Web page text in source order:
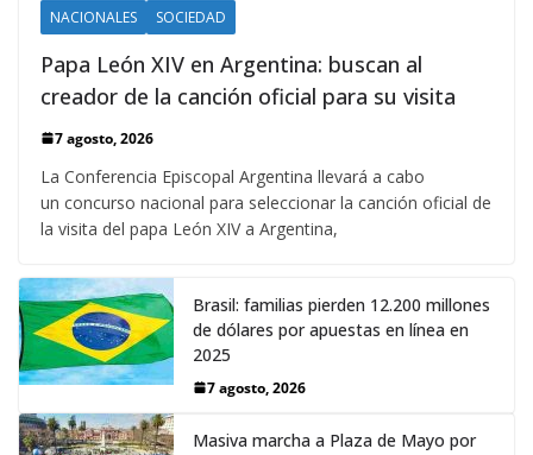
NACIONALES SOCIEDAD
Papa León XIV en Argentina: buscan al
creador de la canción oficial para su visita
7 agosto, 2026
La Conferencia Episcopal Argentina llevará a cabo
un concurso nacional para seleccionar la canción oficial de
la visita del papa León XIV a Argentina,
Brasil: familias pierden 12.200 millones
de dólares por apuestas en línea en
2025
7 agosto, 2026
Masiva marcha a Plaza de Mayo por